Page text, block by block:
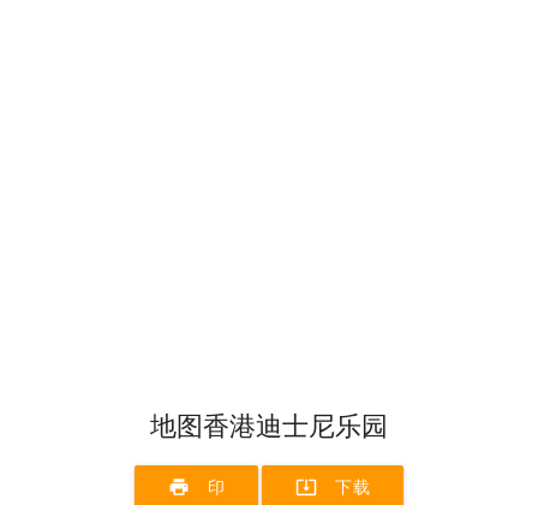
地图香港迪士尼乐园
print 印 system_update_alt 下载